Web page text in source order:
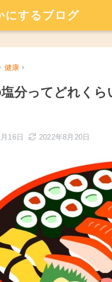
にするブログ
健康
分ってどれく
16日 2022年8月20日